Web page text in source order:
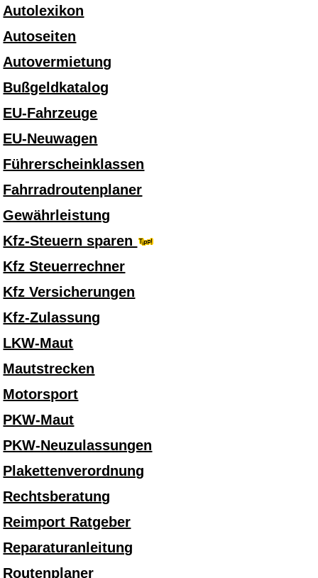
Autolexikon
Autoseiten
Autovermietung
Bußgeldkatalog
EU-Fahrzeuge
EU-Neuwagen
Führerscheinklassen
Fahrradroutenplaner
Gewährleistung
Kfz-Steuern sparen
Kfz Steuerrechner
Kfz Versicherungen
Kfz-Zulassung
LKW-Maut
Mautstrecken
Motorsport
PKW-Maut
PKW-Neuzulassungen
Plakettenverordnung
Rechtsberatung
Reimport Ratgeber
Reparaturanleitung
Routenplaner